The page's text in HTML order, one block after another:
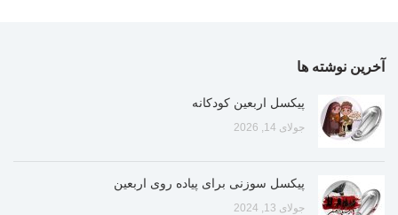
آخرین نوشته ها
پیکسل اربعین کودکانه
جولای 14, 2026
پیکسل سوزنی برای پیاده روی اربعین
جولای 13, 2024